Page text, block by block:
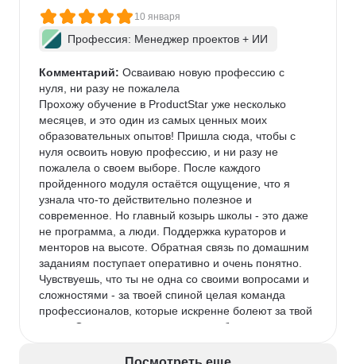
10 января
Профессия: Менеджер проектов + ИИ
Комментарий: Осваиваю новую профессию с
нуля, ни разу не пожалела
Прохожу обучение в ProductStar уже несколько
месяцев, и это один из самых ценных моих
образовательных опытов! Пришла сюда, чтобы с
нуля освоить новую профессию, и ни разу не
пожалела о своем выборе. После каждого
пройденного модуля остаётся ощущение, что я
узнала что-то действительно полезное и
современное. Но главный козырь школы - это даже
не программа, а люди. Поддержка кураторов и
менторов на высоте. Обратная связь по домашним
заданиям поступает оперативно и очень понятно.
Чувствуешь, что ты не одна со своими вопросами и
сложностями - за твоей спиной целая команда
профессионалов, которые искренне болеют за твой
успех. Отдельно хочу отметить сообщество
задать вопрос спикеру в прямом эфире,